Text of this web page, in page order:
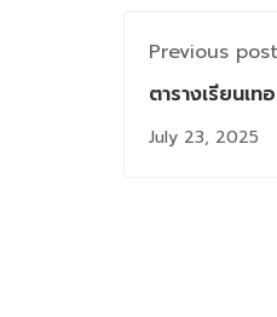
Previous post
ตารางเรียนเ
July 23, 2025